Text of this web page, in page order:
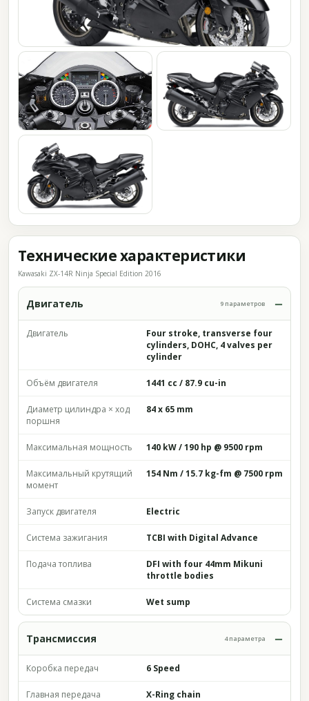
Технические характеристики
Kawasaki ZX-14R Ninja Special Edition 2016
Двигатель 9 параметров
Двигатель
Four stroke, transverse four
cylinders, DOHC, 4 valves per
cylinder
Объём двигателя 1441 cc / 87.9 cu-in
Диаметр цилиндра × ход
поршня
84 x 65 mm
Максимальная мощность 140 kW / 190 hp @ 9500 rpm
Максимальный крутящий
момент
154 Nm / 15.7 kg-fm @ 7500 rpm
Запуск двигателя Electric
Система зажигания TCBI with Digital Advance
Подача топлива
DFI with four 44mm Mikuni
throttle bodies
Система смазки Wet sump
Трансмиссия 4 параметра
Коробка передач 6 Speed
Главная передача X-Ring chain